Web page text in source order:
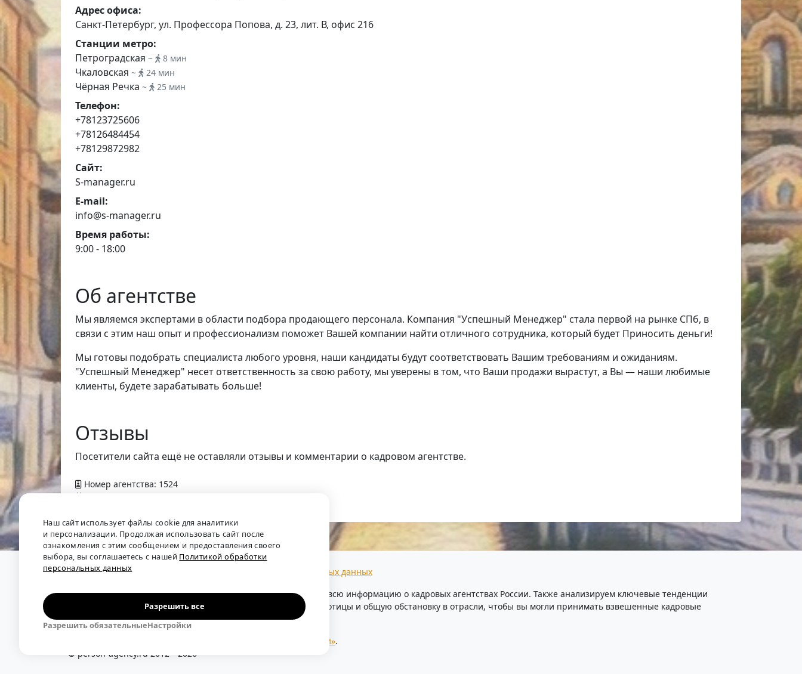
Адрес офиса:
Санкт-Петербург, ул. Профессора Попова, д. 23, лит. В, офис 216
Станции метро:
Петроградская ~ 8 мин
Чкаловская ~ 24 мин
Чёрная Речка ~ 25 мин
Телефон:
+78123725606
+78126484454
+78129872982
Сайт:
S-manager.ru
E-mail:
info@s-manager.ru
Время работы:
9:00 - 18:00
Об агентстве
Мы являемся экспертами в области подбора продающего персонала. Компания "Успешный Менеджер" стала первой на рынке СПб, в
связи с этим наш опыт и профессионализм поможет Вашей компании найти отличного сотрудника, который будет Приносить деньги!
Мы готовы подобрать специалиста любого уровня, наши кандидаты будут соответствовать Вашим требованиям и ожиданиям.
"Успешный Менеджер" несет ответственность за свою работу, мы уверены в том, что Ваши продажи вырастут, а Вы — наши любимые
клиенты, будете зарабатывать больше!
Отзывы
Посетители сайта ещё не оставляли отзывы и комментарии о кадровом агентстве.
Номер агентства: 1524
О проекте•Обратная связь
Политика обработки персональных данных
Мы собираем отзывы, составляем рейтинги и предоставляем всю информацию о кадровых агентствах России. Также анализируем ключевые тенденции
рынка труда: отслеживаем динамику зарплат, уровень безработицы и общую обстановку в отрасли, чтобы вы могли принимать взвешенные кадровые
решения.
«Кадровые агентства России».
© person-agency.ru 2012—2026
Наш сайт использует файлы cookie для аналитики
и персонализации. Продолжая использовать сайт после
ознакомления с этим сообщением и предоставления своего
выбора, вы соглашаетесь с нашей Политикой обработки
персональных данных
Разрешить все
Разрешить обязательныеНастройки